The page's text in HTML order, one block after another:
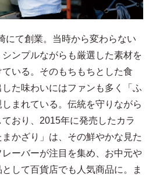
にて創業。当時から変わらない
ンプルながらも厳選した素材を
いる。そのもちもちとした食
た味わいにはファンも多く「ふ
まれている。伝統を守りながら
おり、2015年に発売したカラ
かざり」は、その鮮やかな見た
ーバーが注目を集め、お中元や
して百貨店でも人気商品に。ま